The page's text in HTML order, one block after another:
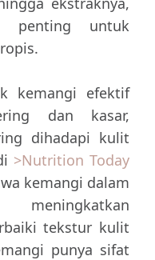
penting untuk
kemangi efektif
dan kasar,
dihadapi kulit
>Nutrition Today
kemangi dalam
tekstur kulit
punya sifat